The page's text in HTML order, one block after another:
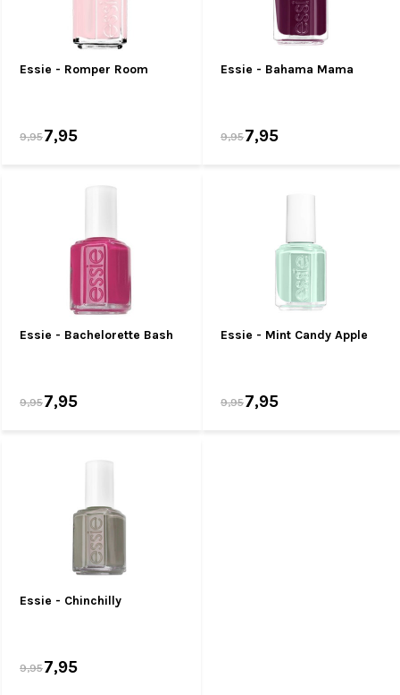
Essie - Romper Room
9,957,95
Essie - Bahama Mama
9,957,95
Essie - Bachelorette Bash
9,957,95
Essie - Mint Candy Apple
9,957,95
Essie - Chinchilly
9,957,95